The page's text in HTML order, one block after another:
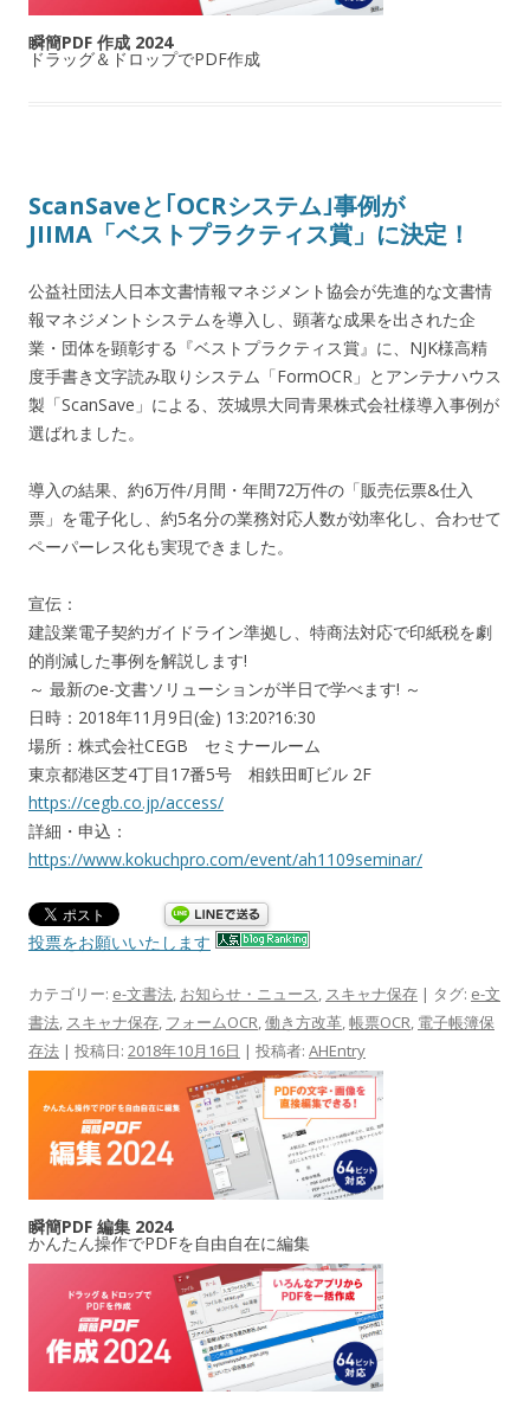
瞬簡PDF 作成 2024
ドラッグ＆ドロップでPDF作成
ScanSaveと｢OCRシステム｣事例が
JIIMA「ベストプラクティス賞」に決定！
公益社団法人日本文書情報マネジメント協会が先進的な文書情
報マネジメントシステムを導入し、顕著な成果を出された企
業・団体を顕彰する『ベストプラクティス賞』に、NJK様高精
度手書き文字読み取りシステム「FormOCR」とアンテナハウス
製「ScanSave」による、茨城県大同青果株式会社様導入事例が
選ばれました。
導入の結果、約6万件/月間・年間72万件の「販売伝票&仕入
票」を電子化し、約5名分の業務対応人数が効率化し、合わせて
ペーパーレス化も実現できました。
宣伝：
建設業電子契約ガイドライン準拠し、特商法対応で印紙税を劇
的削減した事例を解説します!
～ 最新のe-文書ソリューションが半日で学べます! ～
日時：2018年11月9日(金) 13:20?16:30
場所：株式会社CEGB セミナールーム
東京都港区芝4丁目17番5号 相鉄田町ビル 2F
https://cegb.co.jp/access/
詳細・申込：
https://www.kokuchpro.com/event/ah1109seminar/
投票をお願いいたします
カテゴリー: e-文書法, お知らせ・ニュース, スキャナ保存 | タグ: e-文
書法, スキャナ保存, フォームOCR,働き方改革,帳票OCR, 電子帳簿保
存法 | 投稿日: 2018年10月16日 | 投稿者: AHEntry
瞬簡PDF 編集 2024
かんたん操作でPDFを自由自在に編集